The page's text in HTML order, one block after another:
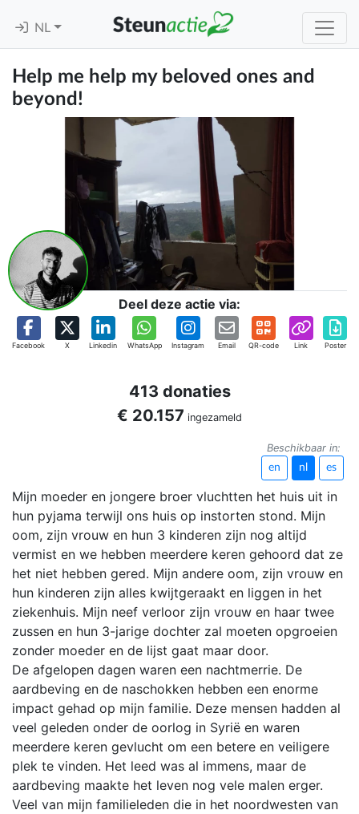
NL
Help me help my beloved ones and
beyond!
Deel deze actie via:
Facebook X Linkedin WhatsApp Instagram Email QR-code Link Poster
413 donaties
€ 20.157 ingezameld
Beschikbaar in:
en nl es
Mijn moeder en jongere broer vluchtten het huis uit in
hun pyjama terwijl ons huis op instorten stond. Mijn
oom, zijn vrouw en hun 3 kinderen zijn nog altijd
vermist en we hebben meerdere keren gehoord dat ze
het niet hebben gered. Mijn andere oom, zijn vrouw en
hun kinderen zijn alles kwijtgeraakt en liggen in het
ziekenhuis. Mijn neef verloor zijn vrouw en haar twee
zussen en hun 3-jarige dochter zal moeten opgroeien
zonder moeder en de lijst gaat maar door.
De afgelopen dagen waren een nachtmerrie. De
aardbeving en de naschokken hebben een enorme
impact gehad op mijn familie. Deze mensen hadden al
veel geleden onder de oorlog in Syrië en waren
meerdere keren gevlucht om een betere en veiligere
plek te vinden. Het leed was al immens, maar de
aardbeving maakte het leven nog vele malen erger.
Veel van mijn familieleden die in het noordwesten van